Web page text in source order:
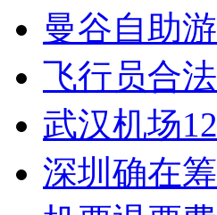
曼谷自助
飞行员合
武汉机场
深圳确在